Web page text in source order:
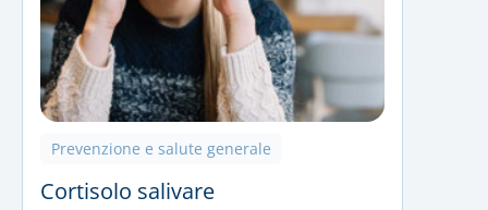
Prevenzione e salute generale
Cortisolo salivare